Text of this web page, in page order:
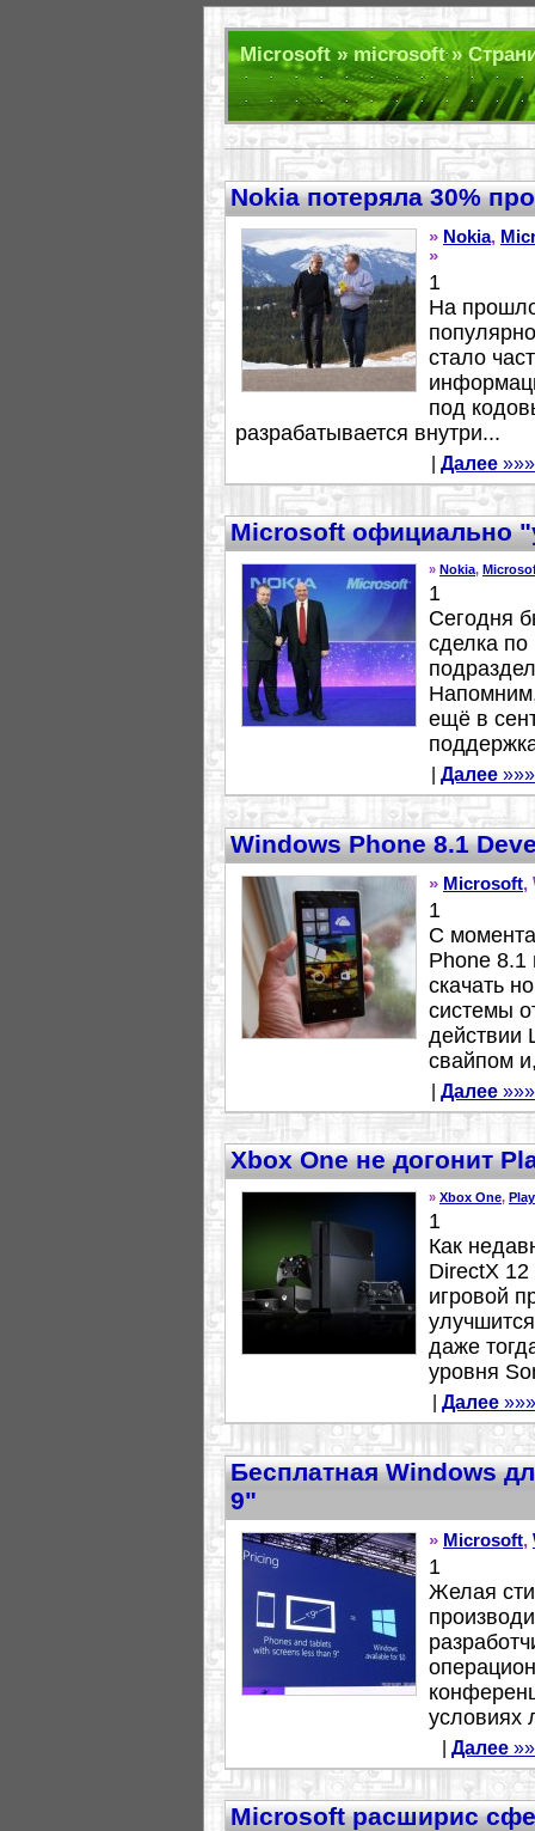
Microsoft » microsoft »
Nokia потеряла 30%
» Nokia,
»
1
На
стало
под
разрабатывается внутри...
Далее »»»
Microsoft официально
» Nokia,
1
Сегодня
сделка
ещё в
Далее »»»
Windows Phone 8.1
» Microsoft,
1
С
Phone 8.1
скачать
системы
действии
свайпом
Далее »»»
Xbox One не догонит
» Xbox One,
1
Как
DirectX 12
игровой
даже
уровня
Далее »»»
Бесплатная Windows
9"
» Microsoft,
1
Желая
условиях
Далее
Microsoft расширис